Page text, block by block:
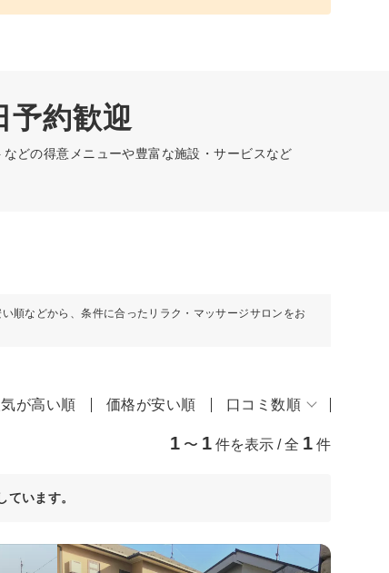
予約歓迎
どの得意メニューや豊富な施設・サービスなど
順などから、条件に合ったリラク・マッサージサロンをお
気が高い順 価格が安い順 口コミ数順
1 〜 1 件を表示 / 全 1 件
います。